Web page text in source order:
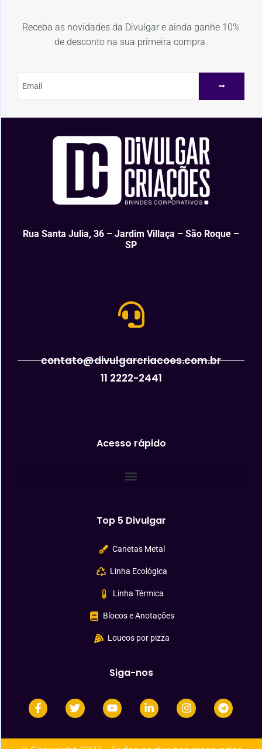
Receba as novidades da Divulgar e ainda ganhe 10%
de desconto na sua primeira compra.
Rua Santa Julia, 36 – Jardim Villaça – São Roque –
SP
contato@divulgarcriacoes.com.br
11 2222-2441
Acesso rápido
Top 5 Divulgar
Canetas Metal
Linha Ecológica
Linha Térmica
Blocos e Anotações
Loucos por pizza
Siga-nos